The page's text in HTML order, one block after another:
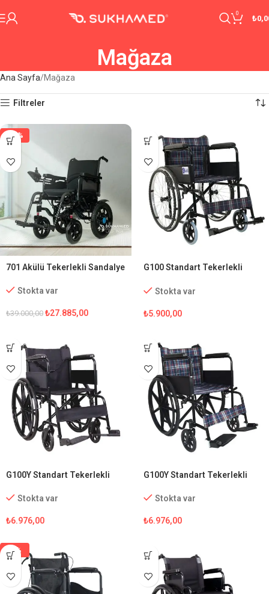
0
₺
Mağaza
Ana Sayfa Mağaza
Filtreler
-29%
701 Akülü Tekerlekli Sandalye
Stokta var
₺39.000,00 ₺27.885,00
G100 Standart Tekerlekli
Stokta var
₺5.900,00
G100Y Standart Tekerlekli
Stokta var
₺6.976,00
G100Y Standart Tekerlekli
Stokta var
₺6.976,00
-7%